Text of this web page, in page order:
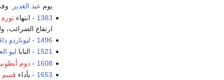
يوم عيد الغدير
.
1383 - انتهاء
ارتفاع الضرائب،
1496
- ليوناردو
1521 - البابا ليو
1608
-دوم
1653 - بأداء قسم